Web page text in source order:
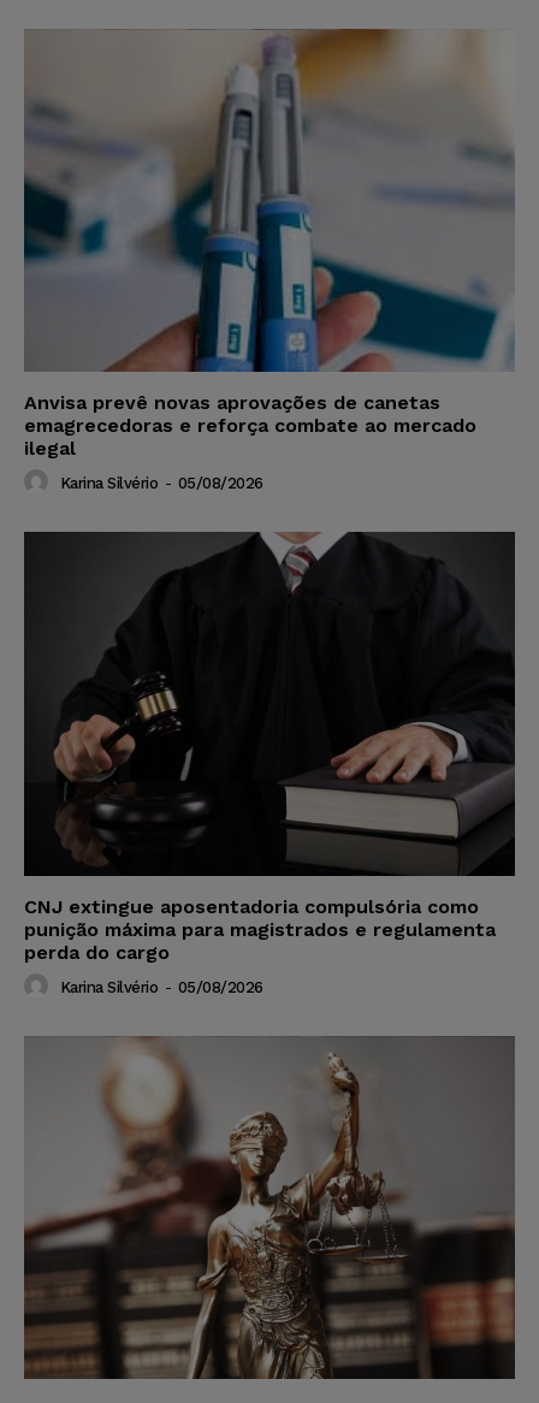
Anvisa prevê novas aprovações de canetas
emagrecedoras e reforça combate ao mercado
ilegal
Karina Silvério - 05/08/2026
CNJ extingue aposentadoria compulsória como
punição máxima para magistrados e regulamenta
perda do cargo
Karina Silvério - 05/08/2026